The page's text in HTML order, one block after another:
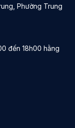
Phường Trung
đến 18h00 hằng